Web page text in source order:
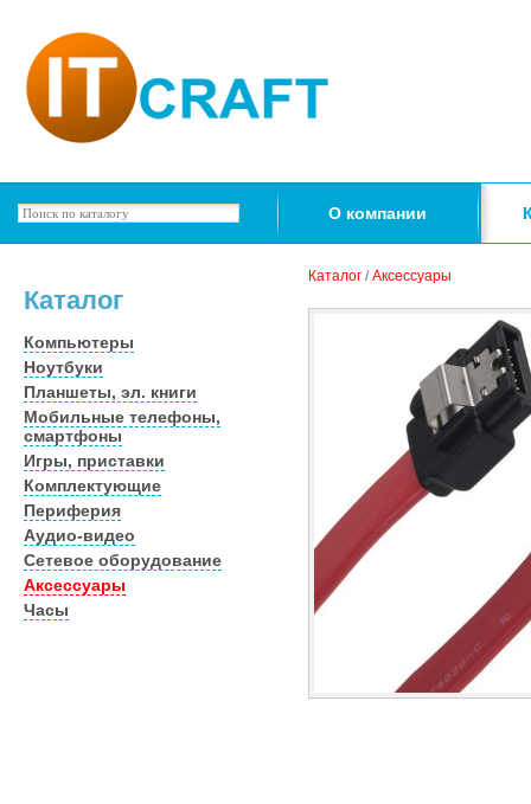
О компании
Каталог
Компьютеры
Ноутбуки
Планшеты, эл. книги
Мобильные телефоны,
смартфоны
Игры, приставки
Комплектующие
Периферия
Аудио-видео
Сетевое оборудование
Аксессуары
Часы
Каталог /Аксессуары